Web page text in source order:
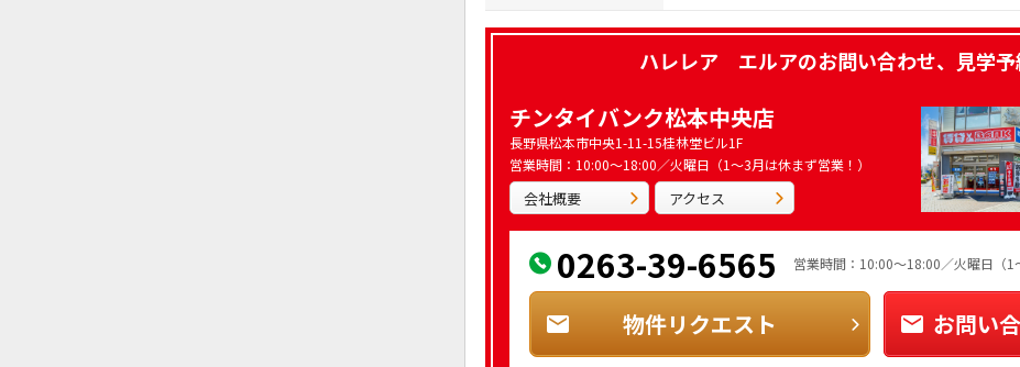
ハレレア エルアのお問い合わせ、見学
チンタイバンク松本中央店
長野県松本市中央1-11-15桂林堂ビル1F
営業時間：10:00～18:00／火曜日（1～3月は休まず営業！）
会社概要 アクセス
0263-39-6565 営業時間：10:00～18:00／火曜日（1
物件リクエスト お問い